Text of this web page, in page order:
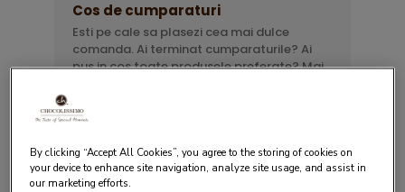
Cos de cumparaturi
Esti pe cale sa plasezi cea mai dulce
comanda. Ai terminat cumparaturile? Ai
pus in cos toate produsele preferate? Mai
ziua in care doresti livrarea si opteaza
By clicking “Accept All Cookies”, you agree to the storing of cookies on
your device to enhance site navigation, analyze site usage, and assist in
our marketing efforts.